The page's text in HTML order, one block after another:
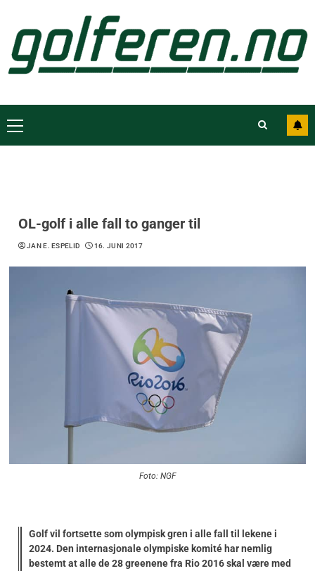
OL-golf i alle fall to ganger til
JAN E. ESPELID 16. JUNI 2017
Foto: NGF
Golf vil fortsette som olympisk gren i alle fall til lekene i
2024. Den internasjonale olympiske komité har nemlig
bestemt at alle de 28 greenene fra Rio 2016 skal være med